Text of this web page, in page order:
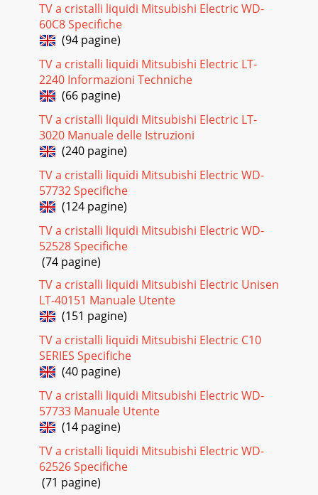
TV a cristalli liquidi Mitsubishi Electric WD-
60C8 Specifiche
(94 pagine)
TV a cristalli liquidi Mitsubishi Electric LT-
2240 Informazioni Techniche
(66 pagine)
TV a cristalli liquidi Mitsubishi Electric LT-
3020 Manuale delle Istruzioni
(240 pagine)
TV a cristalli liquidi Mitsubishi Electric WD-
57732 Specifiche
(124 pagine)
TV a cristalli liquidi Mitsubishi Electric WD-
52528 Specifiche
(74 pagine)
TV a cristalli liquidi Mitsubishi Electric Unisen
LT-40151 Manuale Utente
(151 pagine)
TV a cristalli liquidi Mitsubishi Electric C10
SERIES Specifiche
(40 pagine)
TV a cristalli liquidi Mitsubishi Electric WD-
57733 Manuale Utente
(14 pagine)
TV a cristalli liquidi Mitsubishi Electric WD-
62526 Specifiche
(71 pagine)